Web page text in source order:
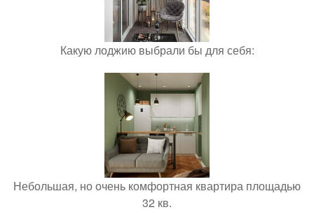
Какую лоджию выбрали бы для себя:
Небольшая, но очень комфортная квартира площадью
32 кв.